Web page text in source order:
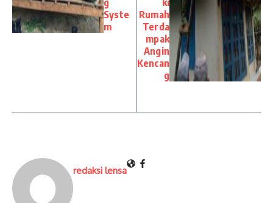
Syste
m
Rumah
Terda
mpak
Angin
Kencan
g
redaksi lensa